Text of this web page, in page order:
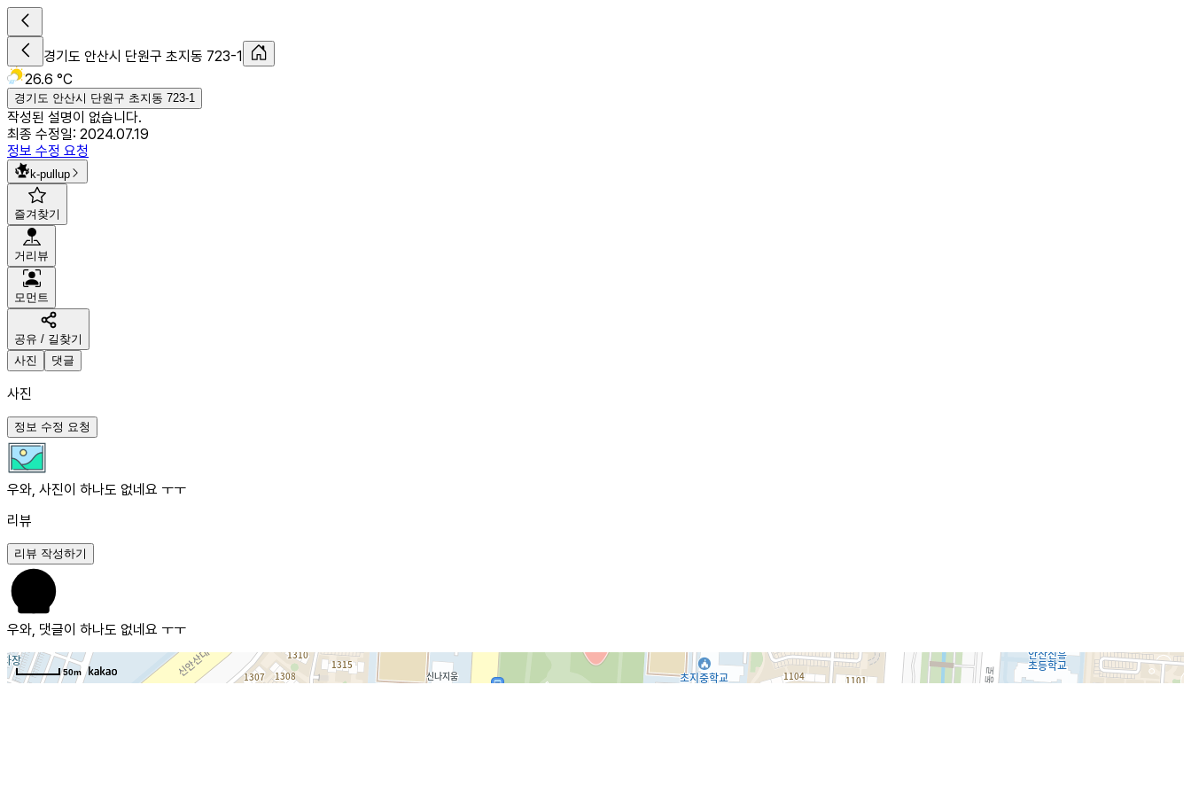
경기도 안산시 단원구 초지동 723-1
26.6 °C
경기도 안산시 단원구 초지동 723-1
작성된 설명이 없습니다.
최종 수정일: 2024.07.19
정보 수정 요청
k-pullup
즐겨찾기
거리뷰
모먼트
공유 / 길찾기
사진
댓글
사진
정보 수정 요청
우와, 사진이 하나도 없네요 ㅜㅜ
리뷰
리뷰 작성하기
우와, 댓글이 하나도 없네요 ㅜㅜ
50m